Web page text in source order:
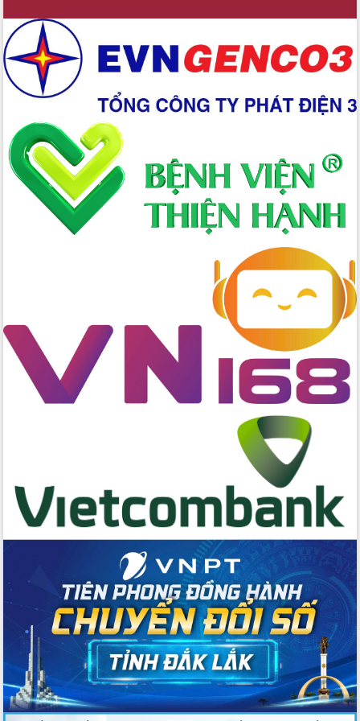
Xây dựng nền hành chính số đồng
hành cùng nông dân dân, doanh nghiệp
Giai đoạn 2026-2030, Đắk Lắk phấn
đấu có 77% xã đạt chuẩn nông thôn
mới
Chuyển đổi số 'mở đường' cho nông
nghiệp Đắk Lắk tăng trưởng bứt phá
Triển khai đồng bộ đo đạc, lập hồ sơ
địa chính, hoàn thiện cơ sở dữ liệu đất
đai
Ứng dụng sinh trắc học - Bước tiến
trong hành trình chuyển đổi số tại Đắk
Tập huấn nâng cao năng lực triển khai
chuyển đổi số cho cán bộ, công chức
cấp xã
Đắk Lắk phát động hưởng ứng Ngày
Quyền của người tiêu dùng Việt Nam
Tổ chức trang trọng Lễ hội Đền thờ
Lương Văn Chánh năm 2026
Phó Bí thư Tỉnh ủy Đắk Lắk Đỗ Hữu
Bệnh án điện tử thúc đẩy chuyển đổi
số y tế tại Đắk Lắk
Chuyển đổi số thư viện: Mở rộng
không gian tri thức trong thời đại số
Đánh giá, rút kinh nghiệm công tác tổ
chức diễn tập trước ngày bầu cử
Chương trình “Gặp gỡ hữu nghị –
Friendship Meeting New Year 2026”